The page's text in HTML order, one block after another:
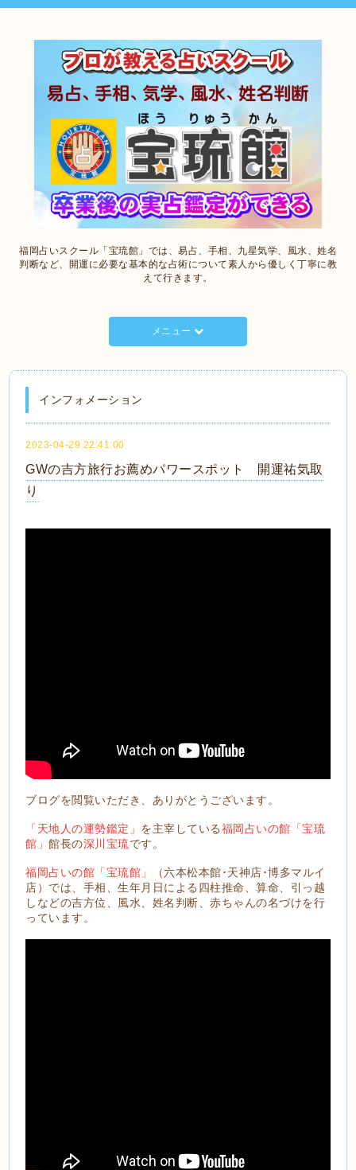
福岡占いスクール「宝琉館」では、易占、手相、九星気学、風水、姓名
判断など、開運に必要な基本的な占術について素人から優しく丁寧に教
えて行きます。
メニュー
インフォメーション
2023-04-29 22:41:00
GWの吉方旅行お薦めパワースポット 開運祐気取
り
ブログを閲覧いただき、ありがとうございます。
「天地人の運勢鑑定」 を主宰している福岡占いの館「宝琉
館」館長の深川宝琉です。
福岡占いの館「宝琉館」
（六本松本館･天神店･博多マルイ
店）では、手相、生年月日による四柱推命、算命、引っ越
しなどの吉方位、風水、姓名判断、赤ちゃんの名づけを行
っています。